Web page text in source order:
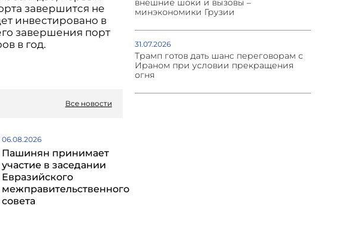
завершится не
инвестировано в
завершения порт
в год.
Все новости
06.08.2026
Пашинян принимает
участие в заседании
Евразийского
межправительственного
совета
внешние шоки и вызовы –
минэкономики Грузии
31.07.2026
Трамп готов дать шанс переговорам с
Ираном при условии прекращения
огня